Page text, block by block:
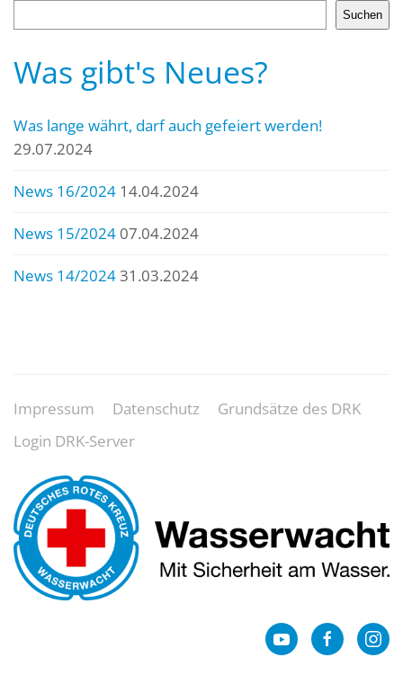
Suchen
Was gibt's Neues?
Was lange währt, darf auch gefeiert werden!
29.07.2024
News 16/2024 14.04.2024
News 15/2024 07.04.2024
News 14/202431.03.2024
Impressum Datenschutz
Grundsätze des DRK
Login DRK-Server